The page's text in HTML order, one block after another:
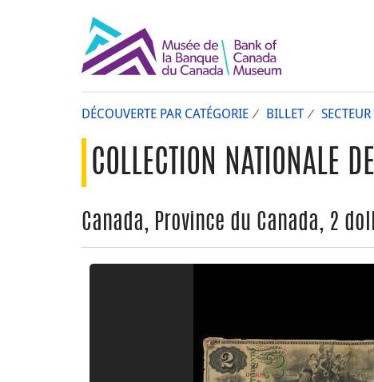
DÉCOUVERTE PAR CATÉGORIE BILLET
COLLECTION NATIONALE
Canada, Province du Canada, 2